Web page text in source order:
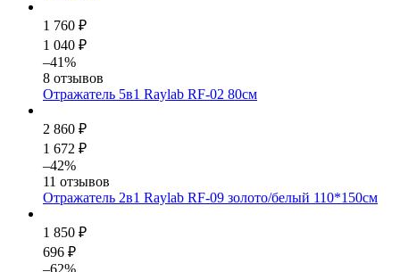
1 760 ₽
1 040 ₽
–41%
8 отзывов
Отражатель 5в1 Raylab RF-02 80см
2 860 ₽
1 672 ₽
–42%
11 отзывов
Отражатель 2в1 Raylab RF-09 золото/белый 110*150см
1 850 ₽
696 ₽